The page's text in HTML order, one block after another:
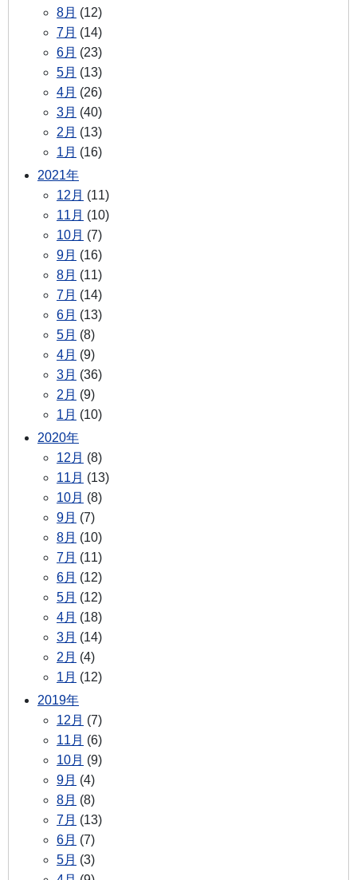
8月 (12)
7月 (14)
6月 (23)
5月 (13)
4月 (26)
3月 (40)
2月 (13)
1月 (16)
2021年
12月 (11)
11月 (10)
10月 (7)
9月 (16)
8月 (11)
7月 (14)
6月 (13)
5月 (8)
4月 (9)
3月 (36)
2月 (9)
1月 (10)
2020年
12月 (8)
11月 (13)
10月 (8)
9月 (7)
8月 (10)
7月 (11)
6月 (12)
5月 (12)
4月 (18)
3月 (14)
2月 (4)
1月 (12)
2019年
12月 (7)
11月 (6)
10月 (9)
9月 (4)
8月 (8)
7月 (13)
6月 (7)
5月 (3)